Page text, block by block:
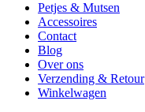
Petjes & Mutsen
Accessoires
Contact
Blog
Over ons
Verzending & Retour
Winkelwagen